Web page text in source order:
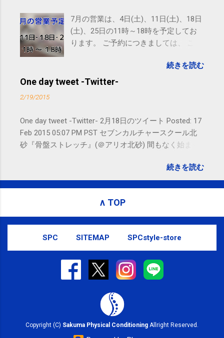
7月の営業は、4日(土)、11日(土)、18日
(土)、25日の11時～18時を予定してお
ります。 ご予約につきましては、 こち
れないことがありますので、ご予約、
お問い合わせはSMS（ショートメッセ
続きを読む
One day tweet -Twitter-
2/19/2015
One day tweet -Twitter- 2月18日のツイート Posted: 17
Feb 2015 05:07 PM PST セブンカルチャースクール北
砂『骨盤ストレッチ』(＠アリオ北砂) 間もなく始まり
subscribed to email updates from サクマフィジカルコ
ンディショニング(@SPCstyle) - Twilog To stop
Email delivery powered by Google Google Inc., 1600
Amphitheatre Parkway, Mountain View, CA 94043,
続きを読む
∧ TOP
SPC SITEMAP SPCstyle-store
Copyright (C) Sakuma Physical Conditioning Allright Reserved.